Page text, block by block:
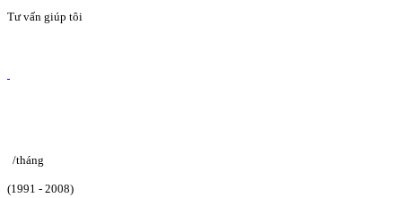
Tư vấn giúp tôi
/tháng
(1991 - 2008)